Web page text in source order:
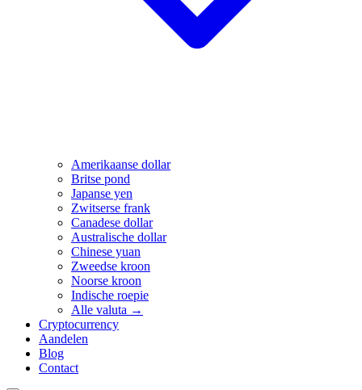
Amerikaanse dollar
Britse pond
Japanse yen
Zwitserse frank
Canadese dollar
Australische dollar
Chinese yuan
Zweedse kroon
Noorse kroon
Indische roepie
Alle valuta →
Cryptocurrency
Aandelen
Blog
Contact